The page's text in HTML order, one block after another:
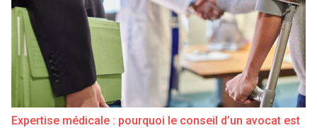
Expertise médicale : pourquoi le conseil d’un avocat est